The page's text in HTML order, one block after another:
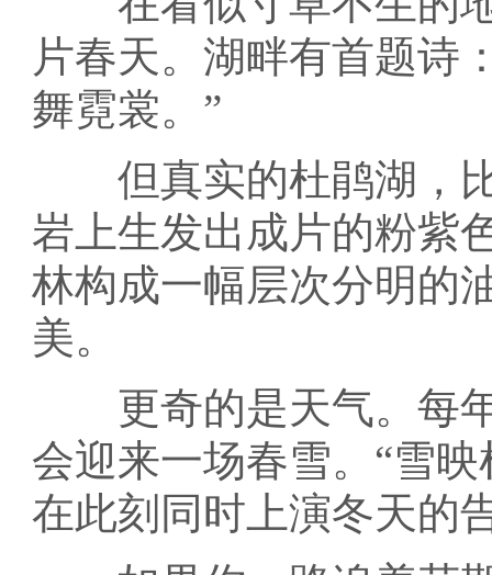
片春天。湖畔有首题诗
舞霓裳。”
但真实的杜鹃湖，比
岩上生发出成片的粉紫
林构成一幅层次分明的
美。
更奇的是天气。每年
会迎来一场春雪。“雪
在此刻同时上演冬天的